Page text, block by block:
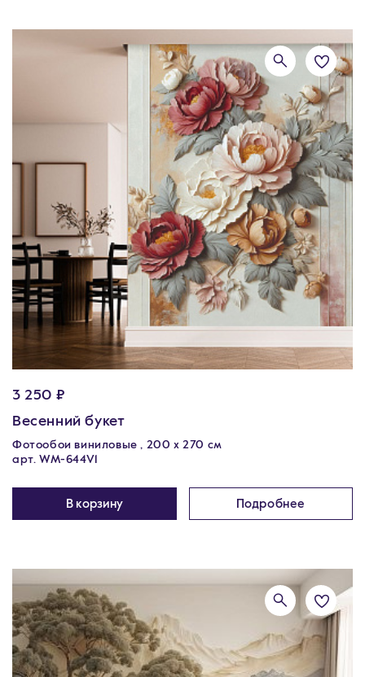
3 250 ₽
Весенний букет
Фотообои виниловые , 200 х 270 см
арт. WM-644V1
В корзину Подробнее